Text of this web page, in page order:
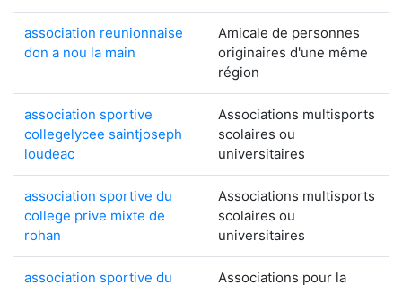
association reunionnaise
don a nou la main
Amicale de personnes
originaires d'une même
région
association sportive
collegelycee saintjoseph
loudeac
Associations multisports
scolaires ou
universitaires
association sportive du
college prive mixte de
rohan
Associations multisports
scolaires ou
universitaires
association sportive du Associations pour la